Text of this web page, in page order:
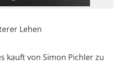
Lehen
kauft von Simon Pichler zu